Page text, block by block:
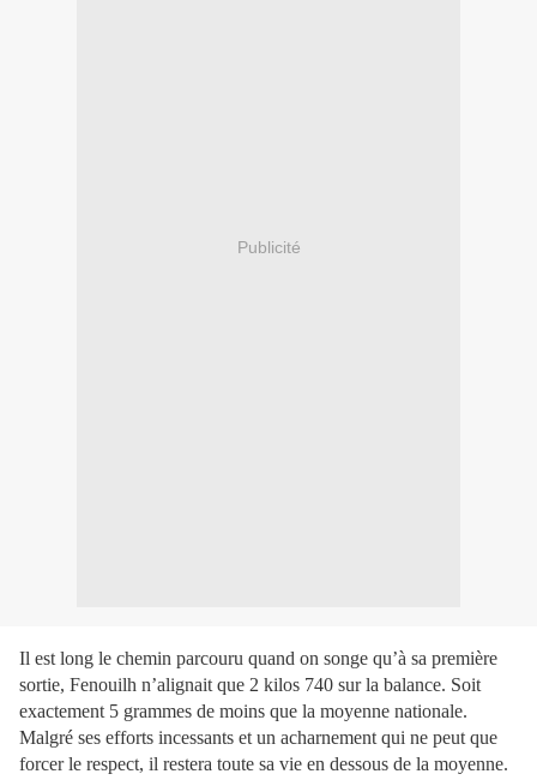
Publicité
Il est long le chemin parcouru quand on songe qu’à sa première
sortie, Fenouilh n’alignait que 2 kilos 740 sur la balance. Soit
exactement 5 grammes de moins que la moyenne nationale.
Malgré ses efforts incessants et un acharnement qui ne peut que
forcer le respect, il restera toute sa vie en dessous de la moyenne.